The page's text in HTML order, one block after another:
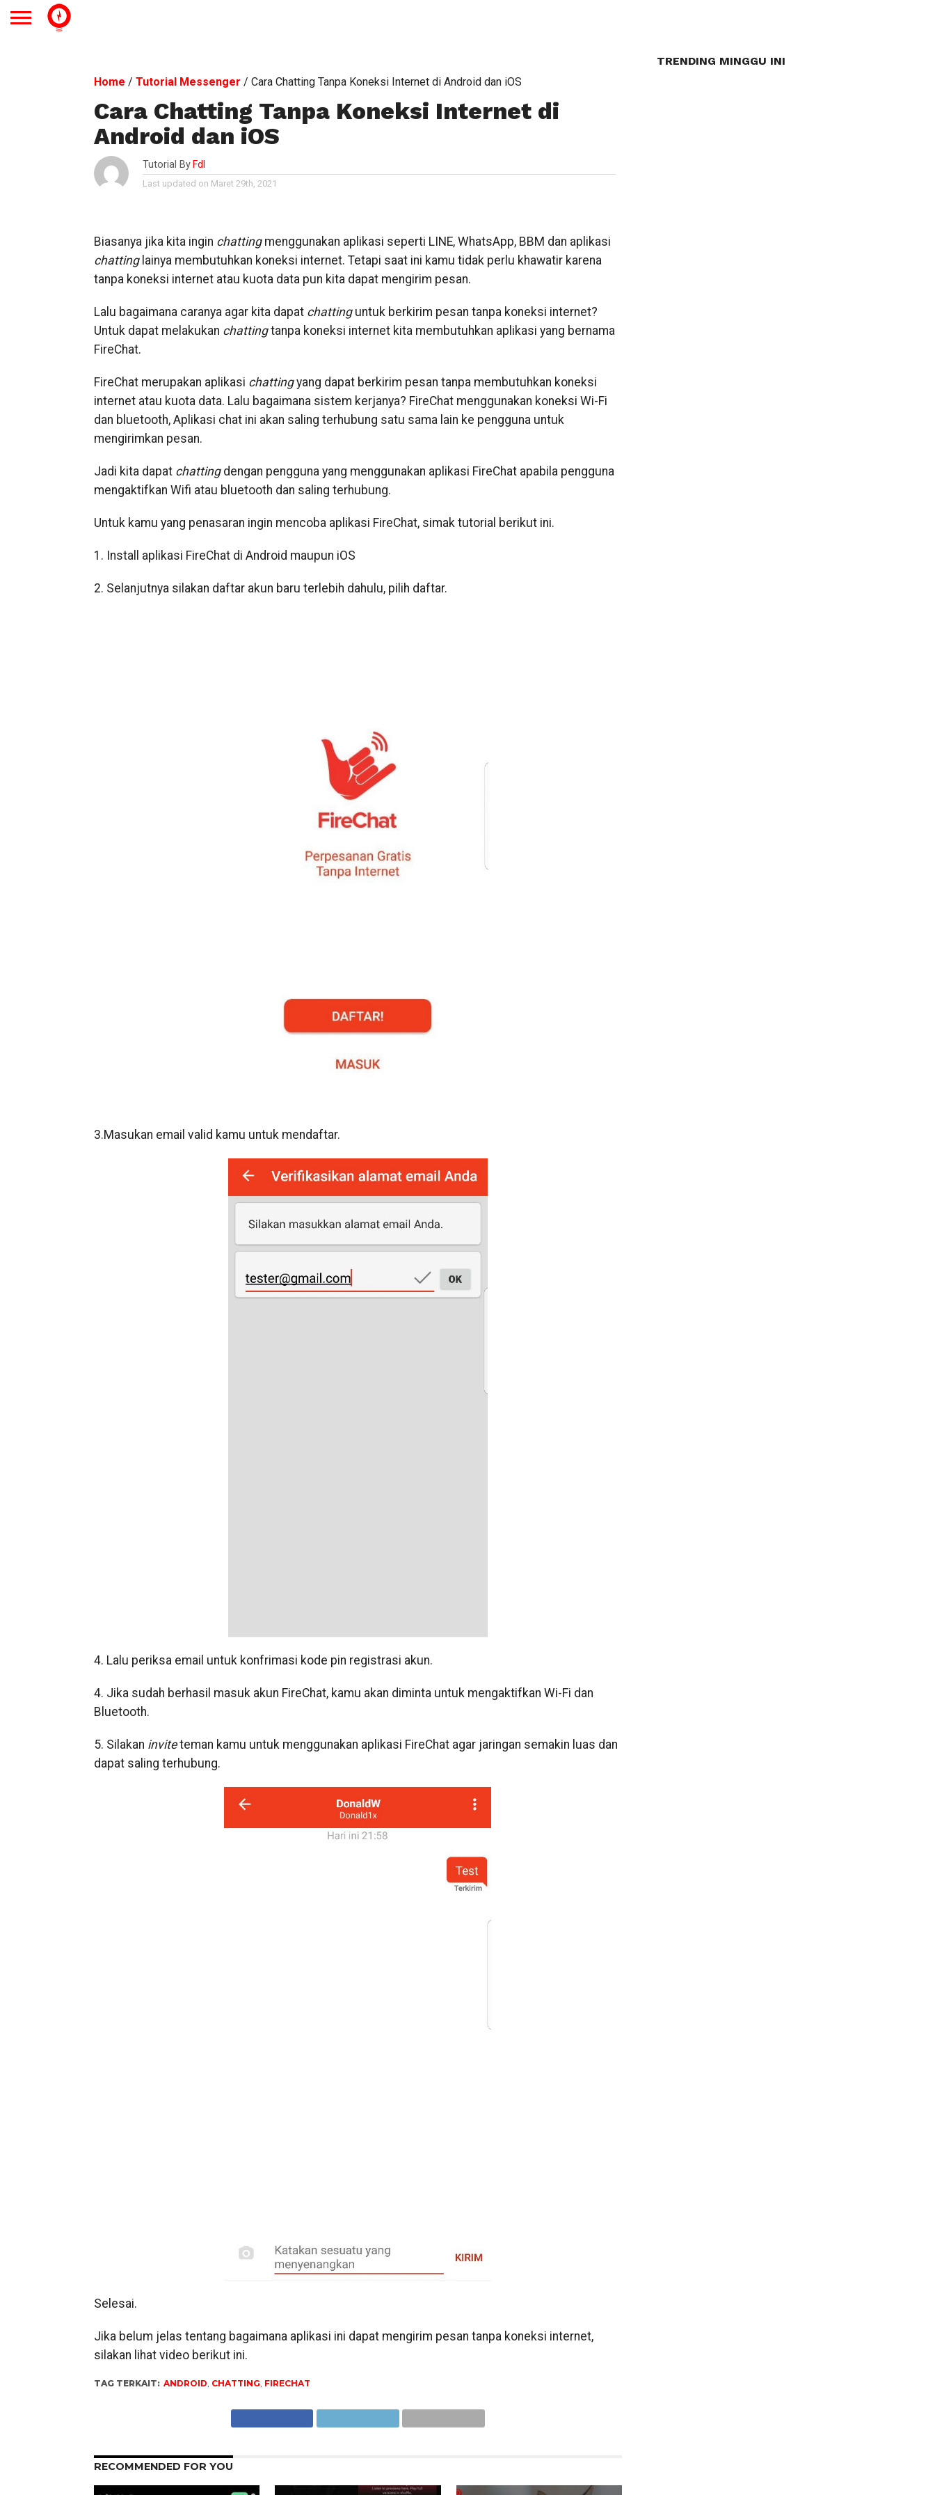
Home / Tutorial Messenger / Cara Chatting Tanpa Koneksi Internet di Android dan iOS
Cara Chatting Tanpa Koneksi Internet di
Android dan iOS
Tutorial By Fdl
Last updated on Maret 29th, 2021
Biasanya jika kita ingin chattingmenggunakan aplikasi seperti LINE, WhatsApp, BBM dan aplikasi
chattinglainya membutuhkan koneksi internet. Tetapi saat ini kamu tidak perlu khawatir karena
tanpa koneksi internet atau kuota data pun kita dapat mengirim pesan.
Lalu bagaimana caranya agar kita dapat chattinguntuk berkirim pesan tanpa koneksi internet?
Untuk dapat melakukan chattingtanpa koneksi internet kita membutuhkan aplikasi yang bernama
FireChat.
FireChat merupakan aplikasi chattingyang dapat berkirim pesan tanpa membutuhkan koneksi
internet atau kuota data. Lalu bagaimana sistem kerjanya? FireChat menggunakan koneksi Wi-Fi
dan bluetooth, Aplikasi chat ini akan saling terhubung satu sama lain ke pengguna untuk
mengirimkan pesan.
Jadi kita dapat chattingdengan pengguna yang menggunakan aplikasi FireChat apabila pengguna
mengaktifkan Wifi atau bluetooth dan saling terhubung.
Untuk kamu yang penasaran ingin mencoba aplikasi FireChat, simak tutorial berikut ini.
1. Install aplikasi FireChat di Android maupun iOS
2. Selanjutnya silakan daftar akun baru terlebih dahulu, pilih daftar.
3.Masukan email valid kamu untuk mendaftar.
4. Lalu periksa email untuk konfrimasi kode pin registrasi akun.
4. Jika sudah berhasil masuk akun FireChat, kamu akan diminta untuk mengaktifkan Wi-Fi dan
Bluetooth.
5. Silakan inviteteman kamu untuk menggunakan aplikasi FireChat agar jaringan semakin luas dan
dapat saling terhubung.
Selesai.
Jika belum jelas tentang bagaimana aplikasi ini dapat mengirim pesan tanpa koneksi internet,
silakan lihat video berikut ini.
TAG TERKAIT: ANDROID CHATTING FIRECHAT
RECOMMENDED FOR YOU
TRENDING MINGGU INI